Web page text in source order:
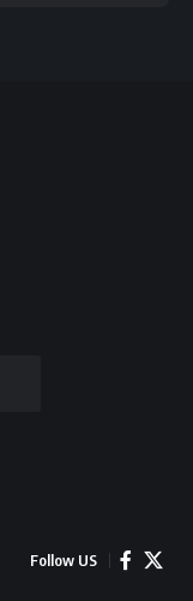
Follow US